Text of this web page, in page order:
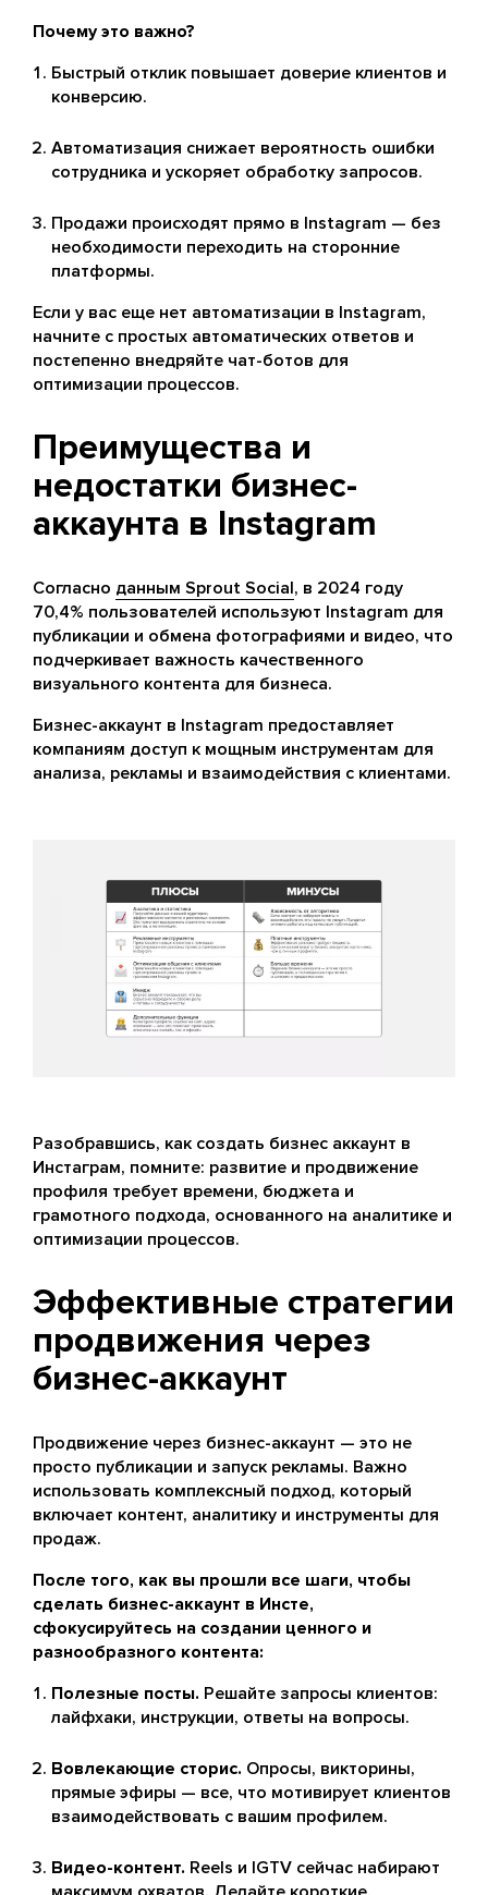
Почему это важно?
Быстрый отклик повышает доверие клиентов и
конверсию.
Автоматизация снижает вероятность ошибки
сотрудника и ускоряет обработку запросов.
Продажи происходят прямо в Instagram — без
необходимости переходить на сторонние
платформы.
Если у вас еще нет автоматизации в Instagram,
начните с простых автоматических ответов и
постепенно внедряйте чат-ботов для
оптимизации процессов.
Преимущества и
недостатки бизнес-
аккаунта в Instagram
Согласно данным Sprout Social, в 2024 году
70,4% пользователей используют Instagram для
публикации и обмена фотографиями и видео, что
подчеркивает важность качественного
визуального контента для бизнеса.
Бизнес-аккаунт в Instagram предоставляет
компаниям доступ к мощным инструментам для
анализа, рекламы и взаимодействия с клиентами.
Разобравшись, как создать бизнес аккаунт в
Инстаграм, помните: развитие и продвижение
профиля требует времени, бюджета и
грамотного подхода, основанного на аналитике и
оптимизации процессов.
Эффективные стратегии
продвижения через
бизнес-аккаунт
Продвижение через бизнес-аккаунт — это не
просто публикации и запуск рекламы. Важно
использовать комплексный подход, который
включает контент, аналитику и инструменты для
продаж.
После того, как вы прошли все шаги, чтобы
сделать бизнес-аккаунт в Инсте,
сфокусируйтесь на создании ценного и
разнообразного контента:
Полезные посты. Решайте запросы клиентов:
лайфхаки, инструкции, ответы на вопросы.
Вовлекающие сторис. Опросы, викторины,
прямые эфиры — все, что мотивирует клиентов
взаимодействовать с вашим профилем.
Видео-контент. Reels и IGTV сейчас набирают